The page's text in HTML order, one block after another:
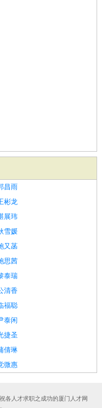
昌雨
彬龙
展玮
雪媛
又菡
思茜
泰瑞
清香
福聪
泰闲
捷圣
倩琳
微惠
各人才求职之成功的厦门人才网